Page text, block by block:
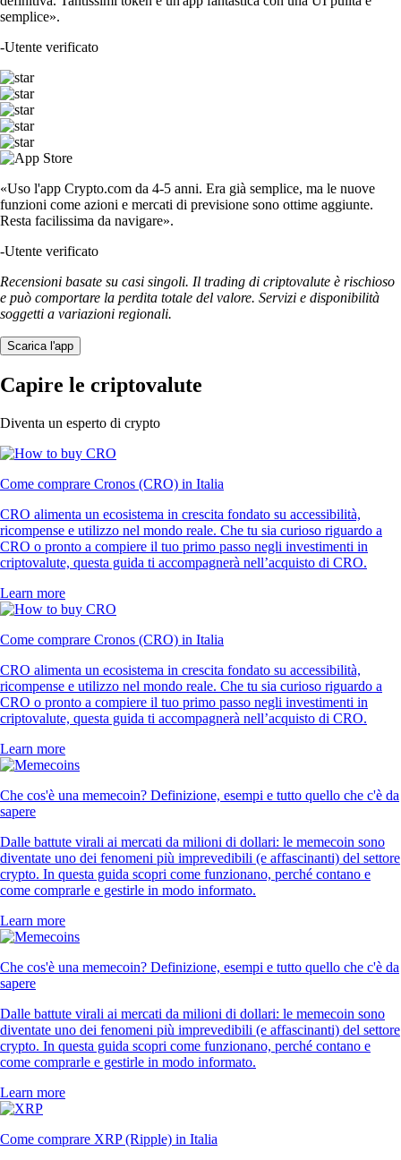
semplice».
-Utente verificato
«Uso l'app Crypto.com da 4-5 anni. Era già semplice, ma le nuove
funzioni come azioni e mercati di previsione sono ottime aggiunte.
Resta facilissima da navigare».
-Utente verificato
Recensioni basate su casi singoli. Il trading di criptovalute è rischioso
e può comportare la perdita totale del valore. Servizi e disponibilità
soggetti a variazioni regionali.
Scarica l'app
Capire le criptovalute
Diventa un esperto di crypto
Come comprare Cronos (CRO) in Italia
CRO alimenta un ecosistema in crescita fondato su accessibilità,
ricompense e utilizzo nel mondo reale. Che tu sia curioso riguardo a
CRO o pronto a compiere il tuo primo passo negli investimenti in
criptovalute, questa guida ti accompagnerà nell’acquisto di CRO.
Learn more
Come comprare Cronos (CRO) in Italia
CRO alimenta un ecosistema in crescita fondato su accessibilità,
ricompense e utilizzo nel mondo reale. Che tu sia curioso riguardo a
CRO o pronto a compiere il tuo primo passo negli investimenti in
criptovalute, questa guida ti accompagnerà nell’acquisto di CRO.
Learn more
Che cos'è una memecoin? Definizione, esempi e tutto quello che c'è da
sapere
Dalle battute virali ai mercati da milioni di dollari: le memecoin sono
diventate uno dei fenomeni più imprevedibili (e affascinanti) del settore
crypto. In questa guida scopri come funzionano, perché contano e
come comprarle e gestirle in modo informato.
Learn more
Che cos'è una memecoin? Definizione, esempi e tutto quello che c'è da
sapere
Dalle battute virali ai mercati da milioni di dollari: le memecoin sono
diventate uno dei fenomeni più imprevedibili (e affascinanti) del settore
crypto. In questa guida scopri come funzionano, perché contano e
come comprarle e gestirle in modo informato.
Learn more
Come comprare XRP (Ripple) in Italia